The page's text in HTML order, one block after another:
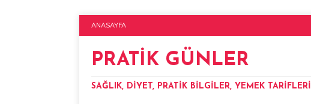
ANASAYFA
PRATIK GÜNLER
SAĞLIK, DIYET, PRATIK BILGILER, YEMEK TARIFLERI